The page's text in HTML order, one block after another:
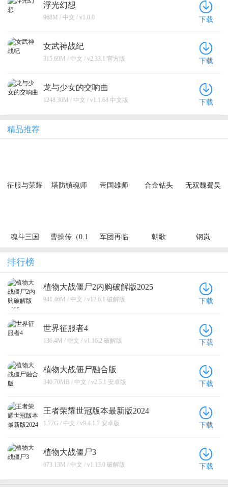
浮光幻想
968M / 中文 / v1.0.0 下载
女武神战纪
315.69M / 中文 / v2.33.1 官方版 下载
龙与少女的交响曲
1248.30M / 中文 / v1.1.68 中文版 下载
精品推荐
征服与荣耀
塔防镇魂师
帝国雄师
合金钻头
无双魏蜀吴
魂斗三国
突围）
曹操传（0.1
军团再临
朝歌 钢岚
排行榜
植物大战僵尸2内购破解版2025
941.46M / 中文 / v12.6.1 破解版 下载
世界征服者4
136.4M / 中文 / v1.16.2 破解版 下载
植物大战僵尸融合版
340.70MB / 中文 / v2.5.1 安卓版 下载
王者荣耀世冠版本最新版2024
1.77G / 中文 / v9.4.1.7 安卓版 下载
植物大战僵尸3
673.13M / 中文 / v1.13.0 破解版 下载